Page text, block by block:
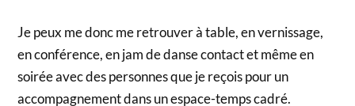
Je peux me donc me retrouver à table, en vernissage,
en conférence, en jam de danse contact et même en
soirée avec des personnes que je reçois pour un
accompagnement dans un espace-temps cadré.